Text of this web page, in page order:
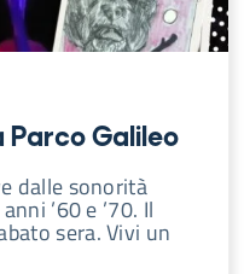
Galileo
dalle sonorità
’60 e ’70. Il
sera. Vivi un